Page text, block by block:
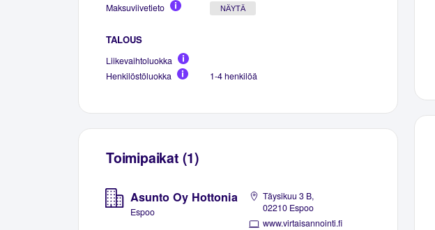
Maksuviivetieto
NÄYTÄ
TALOUS
Liikevaihtoluokka
Henkilöstöluokka
1-4 henkilöä
Toimipaikat (1)
Asunto Oy Hottonia
Espoo
Täysikuu 3 B,
02210 Espoo
www.virtaisannointi.fi